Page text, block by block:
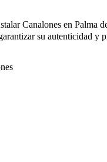
Canalones en Palma
su autenticidad y